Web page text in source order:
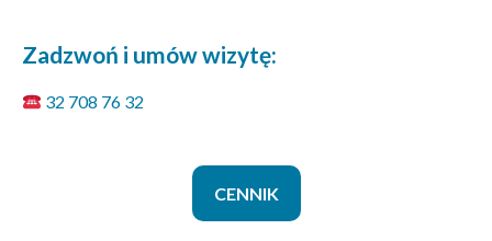
Zadzwoń i umów wizytę:
32 708 76 32
CENNIK